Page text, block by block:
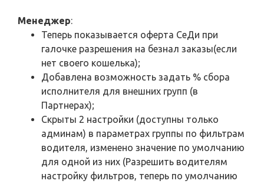
Менеджер:
Теперь показывается оферта СеДи при
галочке разрешения на безнал заказы(если
нет своего кошелька);
Добавлена возможность задать % сбора
исполнителя для внешних групп (в
Партнерах);
Скрыты 2 настройки (доступны только
админам) в параметрах группы по фильтрам
водителя, изменено значение по умолчанию
для одной из них (Разрешить водителям
настройку фильтров, теперь по умолчанию